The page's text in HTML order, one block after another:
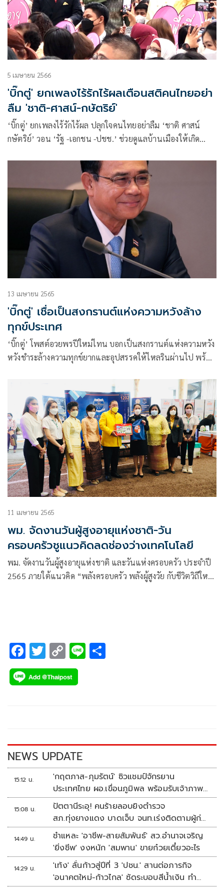
5 เมษายน 2566
'บิ๊กตู่' ยกเพลงไร้รักไร้ผลเตือนสติคนไทยอย่า
ลืม 'ชาติ-ศาสน์-กษัตริย์'
‘บิ๊กตู่’ ยกเพลงไร้รักไร้ผล ปลุกใจคนไทยอย่าลืม ‘ชาติ ศาสน์
กษัตริย์’ วอน ‘รัฐ -เอกชน -ปชช.’ ช่วยดูแลบ้านเมืองให้เกิด
ลับมาร่วมกันทำสิ่งที่ถูกต้องดีงาม
13 เมษายน 2565
'บิ๊กตู่' เชื่อเป็นสงกรานต์แห่งความหวังล้าง
ทุกข์ประเทศ
‘บิ๊กตู่’ โพสต์อวยพรปีใหม่ไทน บอกเป็นสงกรานต์แห่งความหวัง
หวังชำระล้างความทุกข์ยาก​และอุปสรรคให้ไหลรินผ่านไป พร้อม
11 เมษายน 2565
พม. จัดงานวันผู้สูงอายุแห่งชาติ-วัน
ครอบครัวชูแนวคิดลดช่องว่างเทคโนโลยี
พม. จัดงานวันผู้สูงอายุแห่งชาติ และวันแห่งครอบครัว ประจำปี
2565 ภายใต้แนวคิด “พลังครอบครัว พลังผู้สูงวัย กับชีวิตวิถีใหม่
F
ac
e
k
T
wi
tt
C
o
p
k
Li
NEWS UPDATE
15:12 น.
'กฤตภาส-ภุมรัตน์' ซิวแชมป์จักรยาน
ประเทศไทย ผอ.เขื่อนภูมิพล พร้อมรับเจ้าภาพ
ต่อ ปี 2570
15:08 น.
ปัตตานีระอุ! คนร้ายลอบยิงตำรวจ
สภ.ทุ่งยางแดง บาดเจ็บ จนท.เร่งติดตามผู้ก่อ
เหตุ
14:49 น.
ชำแหละ 'อาชีพ-สายสัมพันธ์' สว.อำนาจเจริญ
'ยิ่งชีพ' งงหนัก 'สมพาน' ขายก๋วยเตี๋ยวอะไร
14:29 น.
'เท้ง' ลั่นก้าวสู่ปีที่ 3 'ปชน.' สานต่อภารกิจ
'อนาคตใหม่-ก้าวไกล' ซัดระบอบสีน้ำเงิน ทำ